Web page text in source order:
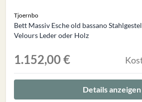
Tjoernbo
Bett Massiv Esche old bassano
Velours Leder oder Holz
1.152,00 €
Details anzeigen